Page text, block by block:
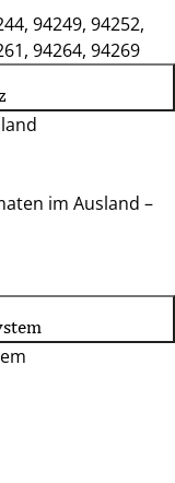
94249, 94252,
94264, 94269
im Ausland –